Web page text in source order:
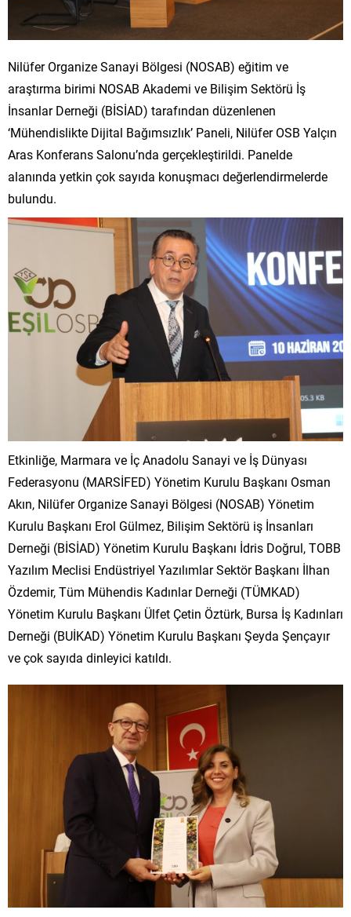
Nilüfer Organize Sanayi Bölgesi (NOSAB) eğitim ve
araştırma birimi NOSAB Akademi ve Bilişim Sektörü İş
İnsanlar Derneği (BİSİAD) tarafından düzenlenen
‘Mühendislikte Dijital Bağımsızlık’ Paneli, Nilüfer OSB Yalçın
Aras Konferans Salonu’nda gerçekleştirildi. Panelde
alanında yetkin çok sayıda konuşmacı değerlendirmelerde
bulundu.
Etkinliğe, Marmara ve İç Anadolu Sanayi ve İş Dünyası
Federasyonu (MARSİFED) Yönetim Kurulu Başkanı Osman
Akın, Nilüfer Organize Sanayi Bölgesi (NOSAB) Yönetim
Kurulu Başkanı Erol Gülmez, Bilişim Sektörü iş İnsanları
Derneği (BİSİAD) Yönetim Kurulu Başkanı İdris Doğrul, TOBB
Yazılım Meclisi Endüstriyel Yazılımlar Sektör Başkanı İlhan
Özdemir, Tüm Mühendis Kadınlar Derneği (TÜMKAD)
Yönetim Kurulu Başkanı Ülfet Çetin Öztürk, Bursa İş Kadınları
Derneği (BUİKAD) Yönetim Kurulu Başkanı Şeyda Şençayır
ve çok sayıda dinleyici katıldı.